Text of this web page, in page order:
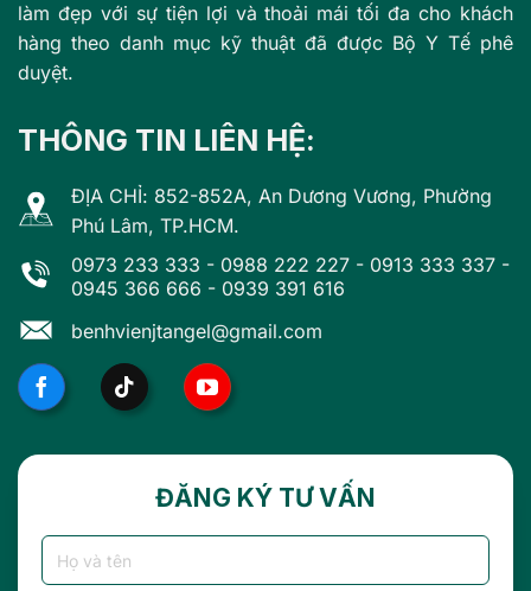
làm đẹp với sự tiện lợi và thoải mái tối đa cho khách
hàng theo danh mục kỹ thuật đã được Bộ Y Tế phê
duyệt.
THÔNG TIN LIÊN HỆ:
ĐỊA CHỈ: 852-852A, An Dương Vương, Phường
Phú Lâm, TP.HCM.
0973 233 333 - 0988 222 227 - 0913 333 337 -
0945 366 666 - 0939 391 616
benhvienjtangel@gmail.com
ĐĂNG KÝ TƯ VẤN